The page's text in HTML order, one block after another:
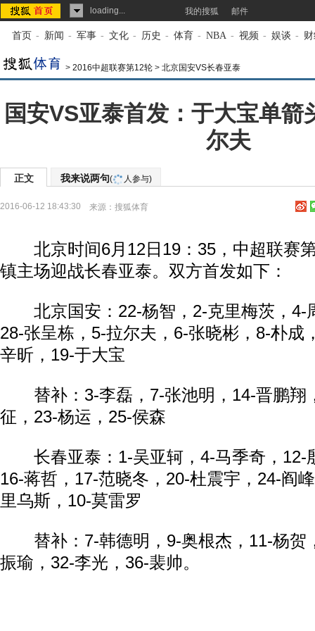
loading... 我的搜狐 邮件
首页 - 新闻 - 军事 - 文化 - 历史 - 体育 - NBA - 视频 - 娱谈 -
> 2016中超联赛第12轮 > 北京国安VS长春亚泰
国安VS亚泰首发：于大宝单箭
尔夫
正文 我来说两句( 人参与)
2016-06-12 18:43:30 来源： 搜狐体育
北京时间6月12日19：35，中超联赛
镇主场迎战长春亚泰。双方首发如下：
北京国安：22-杨智，2-克里梅茨，4-
28-张呈栋，5-拉尔夫，6-张晓彬，8-朴成
辛昕，19-于大宝
替补：3-李磊，7-张池明，14-晋鹏翔
征，23-杨运，25-侯森
长春亚泰：1-吴亚轲，4-马季奇，12-
16-蒋哲，17-范晓冬，20-杜震宇，24-阎
里乌斯，10-莫雷罗
替补：7-韩德明，9-奥根杰，11-杨贺
振瑜，32-李光，36-裴帅。